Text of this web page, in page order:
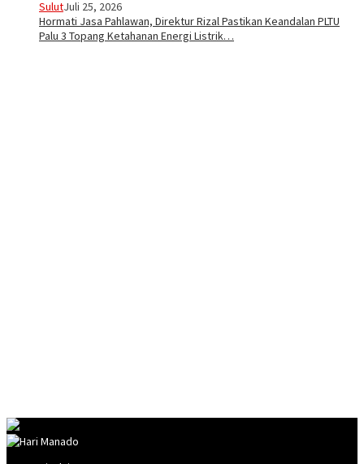
SulutJuli 25, 2026
Hormati Jasa Pahlawan, Direktur Rizal Pastikan Keandalan PLTU
Palu 3 Topang Ketahanan Energi Listrik…